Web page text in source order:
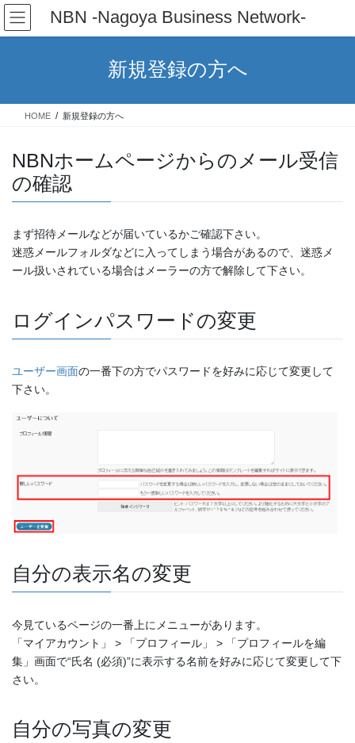
コ
ン
テ
ス
ナ
ビ
ゲ
ン
NBN -Nagoya Business Network-
新規登録の方へ
HOME 新規登録の方へ
NBNホームページからのメール受信
の確認
まず招待メールなどが届いているかご確認下さい。
迷惑メールフォルダなどに入ってしまう場合があるので、迷惑メ
ール扱いされている場合はメーラーの方で解除して下さい。
ログインパスワードの変更
ユーザー画面の一番下の方でパスワードを好みに応じて変更して
下さい。
自分の表示名の変更
今見ているページの一番上にメニューがあります。
「マイアカウント」 > 「プロフィール」 > 「プロフィールを編
集」画面で“氏名 (必須)”に表示する名前を好みに応じて変更して下
さい。
自分の写真の変更